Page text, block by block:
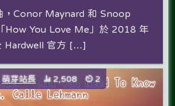
，Conor Maynard 和 Snoop
How You Love Me」於 2018 年
Hardwell 官方 […]
萌芽站長 2,508 2